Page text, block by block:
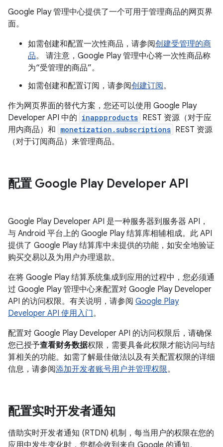
Google Play 管理中心提供了一个可用于管理商品的网页界
面。
如需创建和配置一次性商品，请参阅创建受管理的商
品。 请注意，Google Play 管理中心将一次性商品称
为“受管理的商品”。
如需创建和配置订阅，请参阅创建订阅。
作为网页界面的替代方案，您还可以使用 Google Play
Developer API 中的 inappproducts REST 资源（对于应
用内商品）和 monetization.subscriptions REST 资源
（对于订阅商品）来管理商品。
配置 Google Play Developer API
Google Play Developer API 是一种服务器到服务器 API，
与 Android 平台上的 Google Play 结算库相辅相成。此 API
提供了 Google Play 结算库中未提供的功能，如安全地验证
购买交易以及为用户办理退款。
在将 Google Play 结算系统集成到应用的过程中，您必须通
过 Google Play 管理中心来配置对 Google Play Developer
API 的访问权限。有关说明，请参阅 Google Play
Developer API 使用入门。
配置对 Google Play Developer API 的访问权限后，请确保
您已授予查看财务数据权限，需要具备此权限才能访问与结
算相关的功能。如需了解最佳做法以及有关配置权限的详细
信息，请参阅添加开发者账号用户并管理权限。
配置实时开发者通知
借助实时开发者通知 (RTDN) 机制，每当用户的权限在您的
应用中发生变化时，您都会收到来自 Google 的通知。